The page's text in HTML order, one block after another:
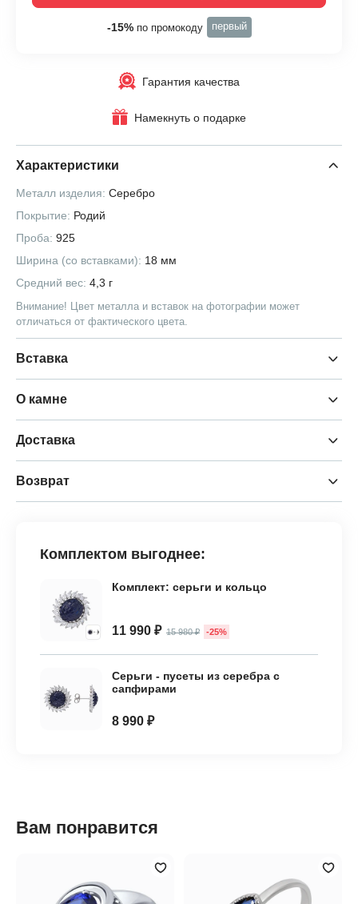
-15%по промокоду первый
Гарантия качества
Намекнуть о подарке
Характеристики
Металл изделия: Серебро
Покрытие: Родий
Проба: 925
Ширина (со вставками): 18 мм
Средний вес: 4,3 г
Внимание! Цвет металла и вставок на фотографии может
отличаться от фактического цвета.
Вставка
О камне
Доставка
Возврат
Комплектом выгоднее:
Комплект: серьги и кольцо
11 990 ₽ 15 980 ₽ -25%
Серьги - пусеты из серебра с
сапфирами
8 990 ₽
Вам понравится